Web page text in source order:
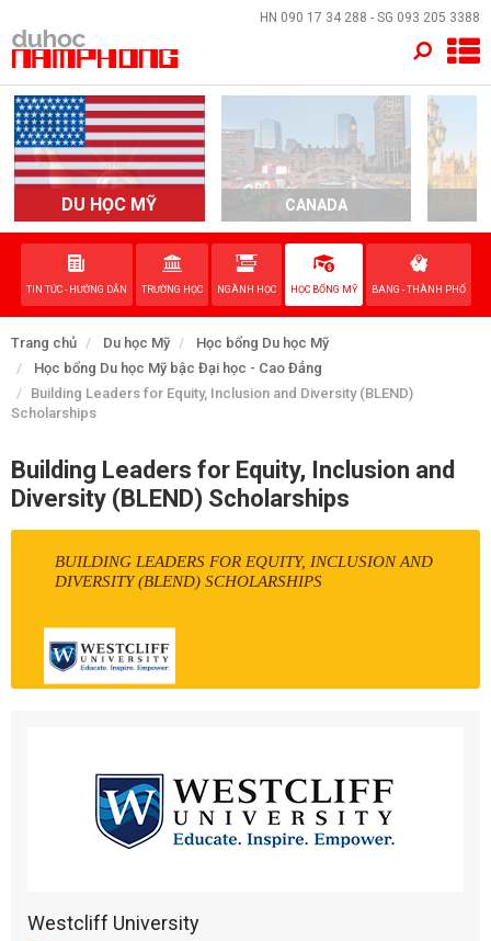
HN 090 17 34 288 - SG 093 205 3388
DU HỌC MỸ CANADA
TIN TỨC - HƯỚNG DẪN TRƯỜNG HỌC NGÀNH HỌC HỌC BỔNG MỸ BANG - THÀNH PHỐ
Trang chủ Du học Mỹ
Học bổng Du học Mỹ
Học bổng Du học Mỹ bậc Đại học - Cao Đẳng
Building Leaders for Equity, Inclusion and Diversity (BLEND)
Scholarships
Building Leaders for Equity, Inclusion and
Diversity (BLEND) Scholarships
BUILDING LEADERS FOR EQUITY, INCLUSION AND
DIVERSITY (BLEND) SCHOLARSHIPS
Westcliff University
×
TRANG CHỦ
QUỐC GIA
EVENTS
DỊCH VỤ
VỀ NAM PHONG
LIÊN HỆ